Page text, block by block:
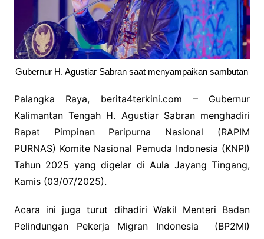
Gubernur H. Agustiar Sabran saat menyampaikan sambutan
Palangka Raya, berita4terkini.com – Gubernur
Kalimantan Tengah H. Agustiar Sabran menghadiri
Rapat Pimpinan Paripurna Nasional (RAPIM
PURNAS) Komite Nasional Pemuda Indonesia (KNPI)
Tahun 2025 yang digelar di Aula Jayang Tingang,
Kamis (03/07/2025).
Acara ini juga turut dihadiri Wakil Menteri Badan
Pelindungan Pekerja Migran Indonesia (BP2MI)